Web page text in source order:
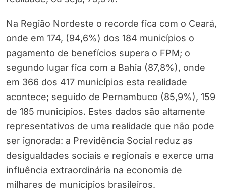
Na Região Nordeste o recorde fica com o Ceará,
onde em 174, (94,6%) dos 184 municípios o
pagamento de benefícios supera o FPM; o
segundo lugar fica com a Bahia (87,8%), onde
em 366 dos 417 municípios esta realidade
acontece; seguido de Pernambuco (85,9%), 159
de 185 municípios. Estes dados são altamente
representativos de uma realidade que não pode
ser ignorada: a Previdência Social reduz as
desigualdades sociais e regionais e exerce uma
influência extraordinária na economia de
milhares de municípios brasileiros.